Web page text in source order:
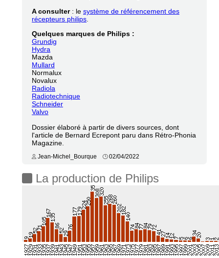
A consulter: le système de référencement des
récepteurs philips
Quelques marques de Philips :
Grundig
Hydra
Mazda
Mullard
Normalux
Novalux
Radiola
Radiotechnique
Schneider
Valvo
Dossier élaboré à partir de divers sources, dont
l'article de Bernard Ecrepont paru dans Rétro-Phonia
Magazine.
Jean-Michel_Bourque 02/04/2022
La production de Philips